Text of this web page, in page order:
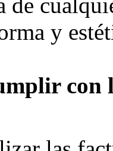
de
y
con